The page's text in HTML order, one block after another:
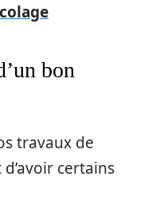
bon
travaux de
certains